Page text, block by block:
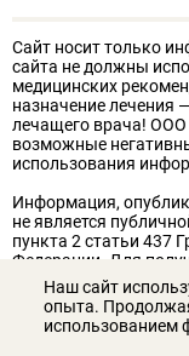
Сайт носит только
сайта не должны
медицинских
назначение лечения
лечащего врача! ООО
возможные
использования
Информация,
не является
пункта 2 статьи 437
Федерации. Для
услуг обращайтесь
подробной
обращайтесь к
Наш сайт
опыта.
использованием